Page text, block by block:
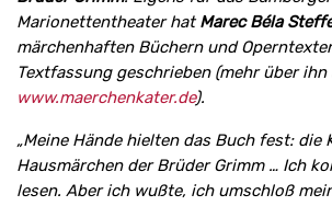
Marionettentheater hat Marec Béla
märchenhaften Büchern und
Textfassung geschrieben (mehr über ihn
www.maerchenkater.de).
„Meine Hände hielten das Buch fest: die
Hausmärchen der Brüder Grimm … Ich
lesen. Aber ich wußte, ich umschloß